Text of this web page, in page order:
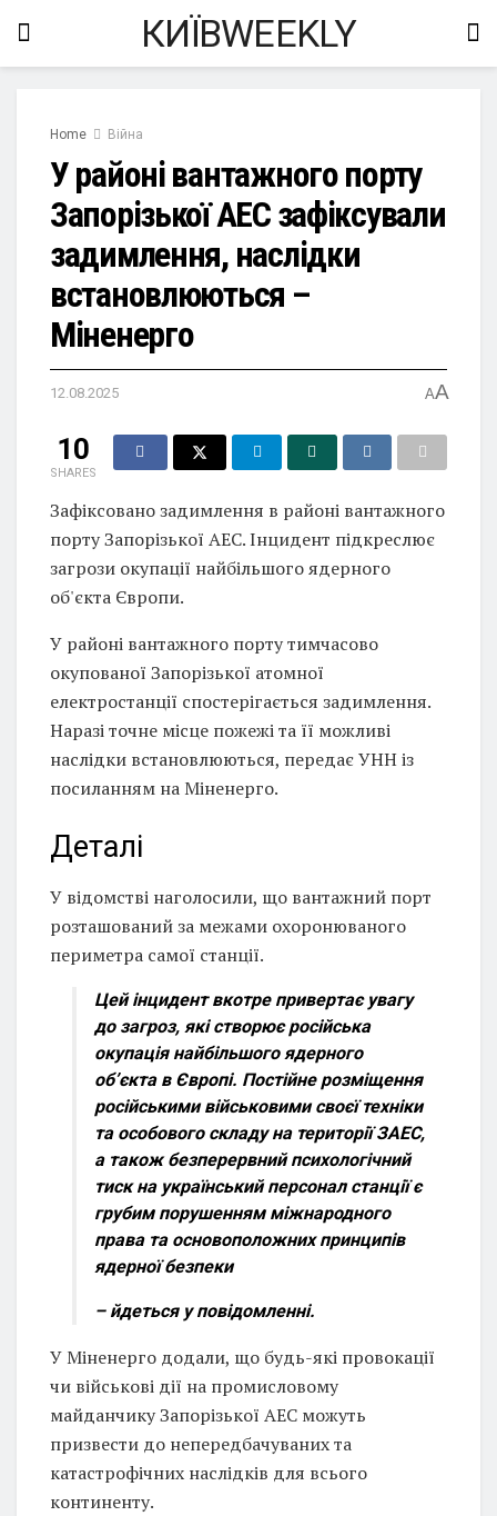
КИЇВWEEKLY
Home Війна
У районі вантажного порту
Запорізької АЕС зафіксували
задимлення, наслідки
встановлюються –
Міненерго
12.08.2025 AA
10
SHARES
Зафіксовано задимлення в районі вантажного
порту Запорізької АЕС. Інцидент підкреслює
загрози окупації найбільшого ядерного
об'єкта Європи.
У районі вантажного порту тимчасово
окупованої Запорізької атомної
електростанції спостерігається задимлення.
Наразі точне місце пожежі та її можливі
наслідки встановлюються, передає УНН із
посиланням на Міненерго.
Деталі
У відомстві наголосили, що вантажний порт
розташований за межами охоронюваного
периметра самої станції.
Цей інцидент вкотре привертає увагу
до загроз, які створює російська
окупація найбільшого ядерного
об’єкта в Європі. Постійне розміщення
російськими військовими своєї техніки
та особового складу на території ЗАЕС,
а також безперервний психологічний
тиск на український персонал станції є
грубим порушенням міжнародного
права та основоположних принципів
ядерної безпеки
– йдеться у повідомленні.
У Міненерго додали, що будь-які провокації
чи військові дії на промисловому
майданчику Запорізької АЕС можуть
призвести до непередбачуваних та
катастрофічних наслідків для всього
континенту.